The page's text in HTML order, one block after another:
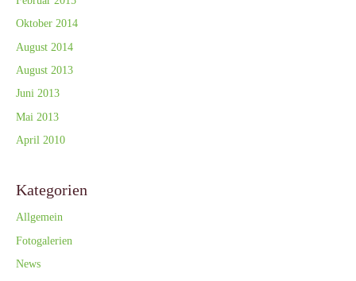
Oktober 2014
August 2014
August 2013
Juni 2013
Mai 2013
April 2010
Kategorien
Allgemein
Fotogalerien
News